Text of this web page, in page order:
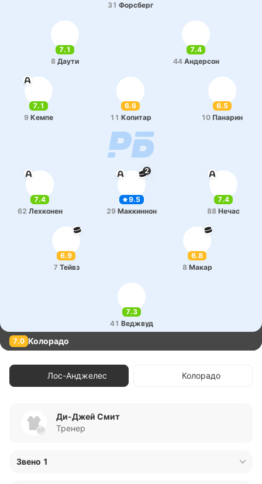
31 Фо­рсберг
7.4
44 Анде­рсон
7.1
8 Даути
6.6
11 Ко­пи­тар
7.1
9 Кемпе
6.5
10 Па­на­рин
7.3
41 Ве­джвуд
6.8
8 Макар
6.9
7 Тейвз
7.4
88 Нечас
9.5
2
29 Ма­кки­ннон
7.4
62 Ле­хко­нен
7.0 Колорадо
Лос-Анджелес Колорадо
Ди-Джей Смит
Тренер
Звено 1